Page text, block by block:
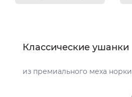
Классические ушанки
из премиального меха норки